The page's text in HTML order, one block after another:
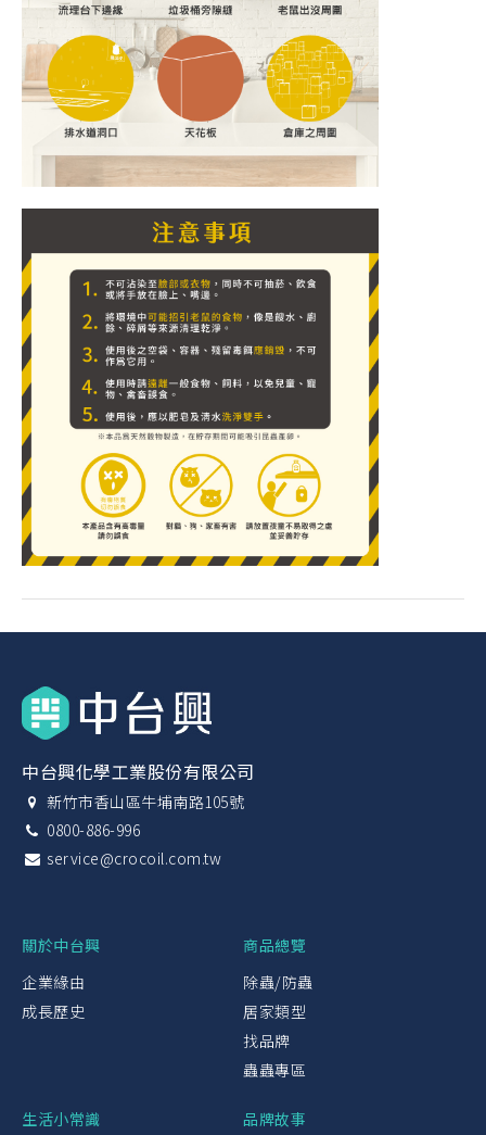
中台興化學工業股份有限公司
新竹市香山區牛埔南路105號
0800-886-996
service@crocoil.com.tw
關於中台興
企業緣由
成長歷史
商品總覽
除蟲/防蟲
居家類型
找品牌
蟲蟲專區
生活小常識 品牌故事